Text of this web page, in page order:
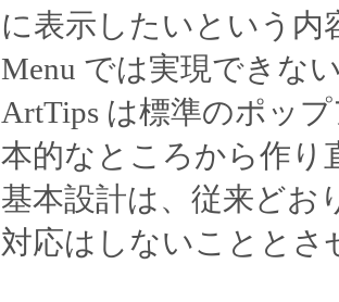
に表示したいという内
Menu では実現できな
ArtTips は標準のポッ
本的なところから作り
基本設計は、従来どお
対応はしないこととさ